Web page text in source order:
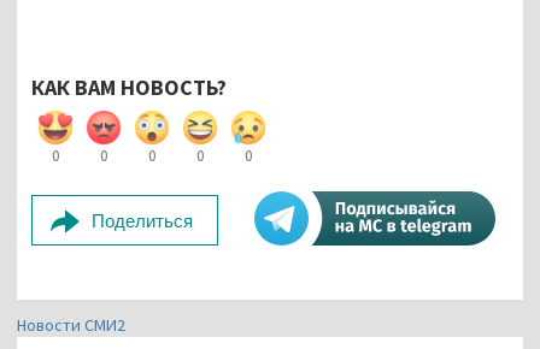
КАК ВАМ НОВОСТЬ?
0 0 0 0 0
Поделиться
Новости СМИ2